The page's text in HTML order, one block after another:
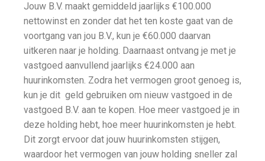
Jouw B.V. maakt gemiddeld jaarlijks €100.000
nettowinst en zonder dat het ten koste gaat van de
voortgang van jou B.V., kun je €60.000 daarvan
uitkeren naar je holding. Daarnaast ontvang je met je
vastgoed aanvullend jaarlijks €24.000 aan
huurinkomsten. Zodra het vermogen groot genoeg is,
kun je dit geld gebruiken om nieuw vastgoed in de
vastgoed B.V. aan te kopen. Hoe meer vastgoed je in
deze holding hebt, hoe meer huurinkomsten je hebt.
Dit zorgt ervoor dat jouw huurinkomsten stijgen,
waardoor het vermogen van jouw holding sneller zal